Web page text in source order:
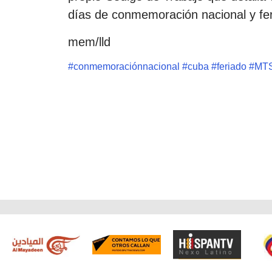
días de conmemoración nacional y
mem/lld
#conmemoraciónnacional #cuba #feriado #